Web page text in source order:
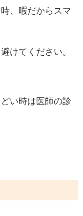
、暇だからスマ
けてください。
い時は医師の診